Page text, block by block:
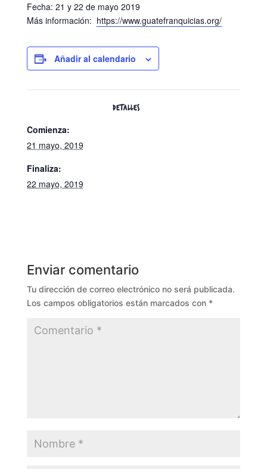
Fecha: 21 y 22 de mayo 2019
Más información: https://www.guatefranquicias.org/
Añadir al calendario
DETALLES
Comienza:
21 mayo, 2019
Finaliza:
22 mayo, 2019
Enviar comentario
Tu dirección de correo electrónico no será publicada.
Los campos obligatorios están marcados con *